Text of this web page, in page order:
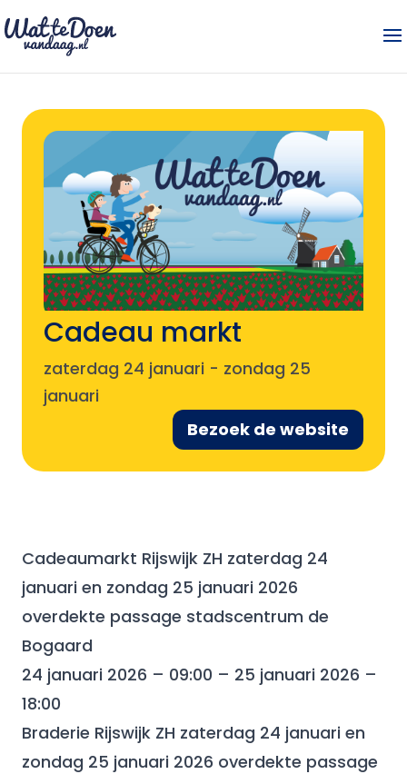
Cadeau markt
zaterdag 24 januari - zondag 25
januari
Bezoek de website
Cadeaumarkt Rijswijk ZH zaterdag 24
januari en zondag 25 januari 2026
overdekte passage stadscentrum de
Bogaard
24 januari 2026 – 09:00 – 25 januari 2026 –
18:00
Braderie Rijswijk ZH zaterdag 24 januari en
zondag 25 januari 2026 overdekte passage